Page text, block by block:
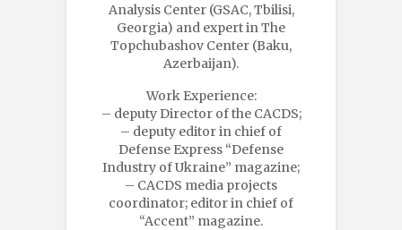
Analysis Center (GSAC, Tbilisi,
Georgia) and expert in The
Topchubashov Center (Baku,
Azerbaijan).
Work Experience:
– deputy Director of the CACDS;
– deputy editor in chief of
Defense Express “Defense
Industry of Ukraine” magazine;
– CACDS media projects
coordinator; editor in chief of
“Accent” magazine.